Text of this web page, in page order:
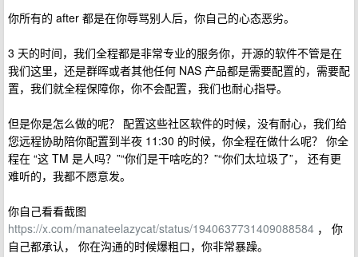
你所有的 after 都是在你辱骂别人后，你自己的心态恶劣。
3 天的时间，我们全程都是非常专业的服务你，开源的软件不管是在
我们这里，还是群晖或者其他任何 NAS 产品都是需要配置的，需要配
置，我们就全程保障你，你不会配置，我们也耐心指导。
但是你是怎么做的呢？ 配置这些社区软件的时候，没有耐心，我们给
您远程协助陪你配置到半夜 11:30 的时候，你全程在做什么呢？ 你全
程在 “这 TM 是人吗？”“你们是干啥吃的？”“你们太垃圾了”， 还有更
难听的，我都不愿意发。
你自己看看截图
https://x.com/manateelazycat/status/1940637731409088584 ， 你
自己都承认， 你在沟通的时候爆粗口，你非常暴躁。